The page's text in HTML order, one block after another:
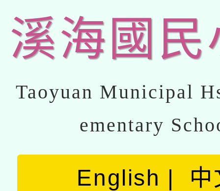
溪海國民
Taoyuan Municipal
ementary
English 中